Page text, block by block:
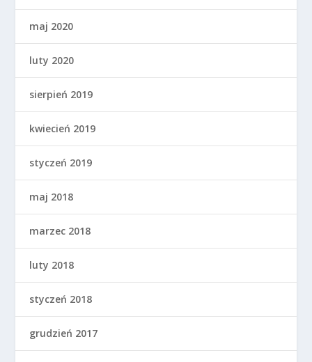
maj 2020
luty 2020
sierpień 2019
kwiecień 2019
styczeń 2019
maj 2018
marzec 2018
luty 2018
styczeń 2018
grudzień 2017